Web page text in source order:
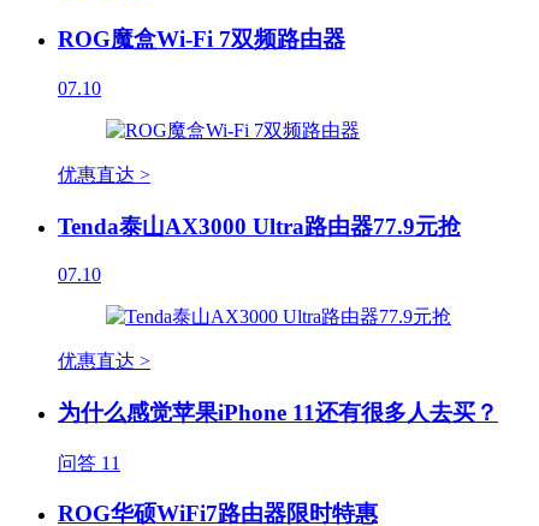
ROG魔盒Wi-Fi 7双频路由器
07.10
优惠直达 >
Tenda泰山AX3000 Ultra路由器77.9元抢
07.10
优惠直达 >
为什么感觉苹果iPhone 11还有很多人去买？
问答 11
ROG华硕WiFi7路由器限时特惠